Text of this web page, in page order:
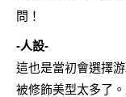
問！
-人設-
這也是當初會選擇
被修飾美型太多了